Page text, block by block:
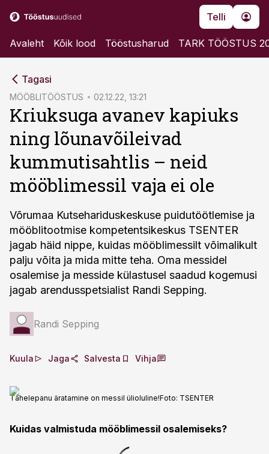
Telli
Avaleht Kõik lood Tööstusharud TARK TÖÖSTUS
Tagasi
MÖÖBLITÖÖSTUS 02.12.22, 13:21
Kriuksuga avanev kapiuks
ning lõunavõileivad
kummutisahtlis – neid
mööblimessil vaja ei ole
Võrumaa Kutsehariduskeskuse puidutöötlemise ja
mööblitootmise kompetentsikeskus TSENTER
jagab häid nippe, kuidas mööblimessilt võimalikult
palju võita ja mida mitte teha. Oma messidel
osalemise ja messide külastusel saadud kogemusi
jagab arendusspetsialist Randi Sepping.
Randi Sepping
Kuula Jaga Salvesta Vihja
Tähelepanu äratamine on messil ülioluline!Foto: TSENTER
Kuidas valmistuda mööblimessil osalemiseks?